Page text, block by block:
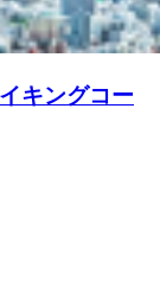
キングコー